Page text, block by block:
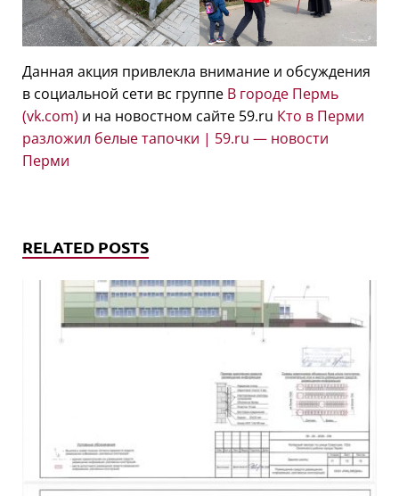
Данная акция привлекла внимание и обсуждения
в социальной сети вс группе В городе Пермь
(vk.com) и на новостном сайте 59.ru Кто в Перми
разложил белые тапочки | 59.ru — новости
Перми
RELATED POSTS